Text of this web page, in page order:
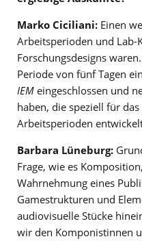
Marko Ciciliani: Einen
Arbeitsperioden und Lab-
Forschungsdesigns
Periode von fünf Tagen
IEM eingeschlossen und
haben, die speziell für
Arbeitsperioden
Barbara Lüneburg:
Frage, wie es
Wahrnehmung eines
Gamestrukturen und
audiovisuelle Stücke
wir den Komponistinnen